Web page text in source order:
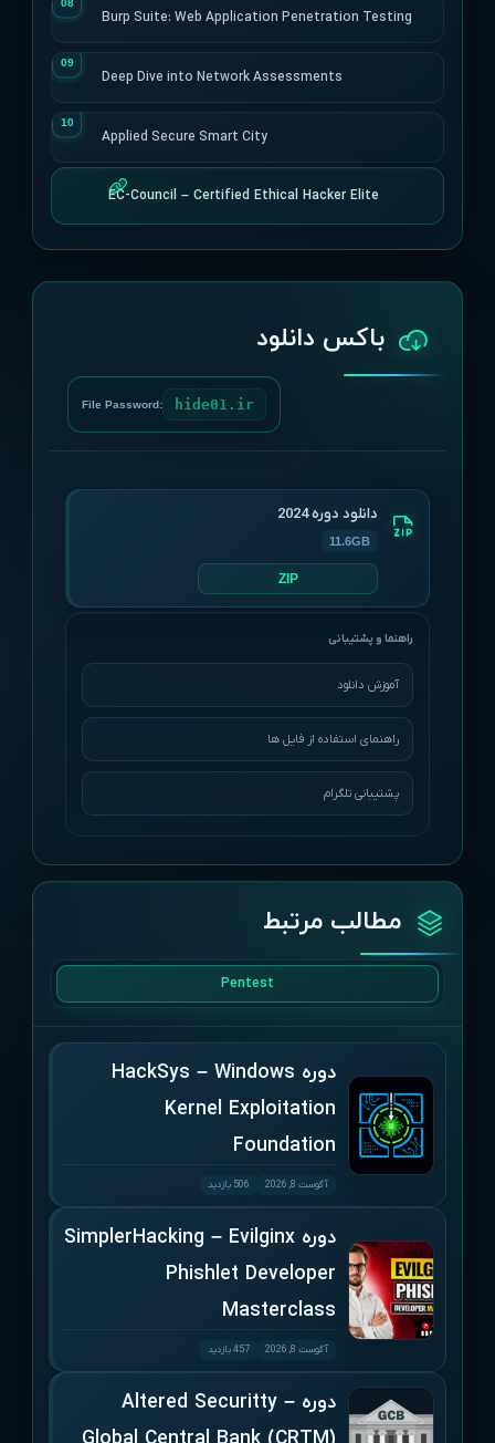
Burp Suite: Web Application Penetration Testing
Deep Dive into Network Assessments
Applied Secure Smart City
EC-Council – Certified Ethical Hacker Elite
باکس دانلود
File Password: hide01.ir
دانلود دوره 2024
11.6GB
ZIP
آموزش دانلود
راهنمای استفاده از فایل ها
پشتیبانی تلگرام
مطالب مرتبط
Pentest
دوره HackSys – Windows
Kernel Exploitation
Foundation
آگوست 8, 2026 506 بازدید
دوره SimplerHacking – Evilginx
Phishlet Developer
Masterclass
آگوست 8, 2026 457 بازدید
دوره Altered Securitty –